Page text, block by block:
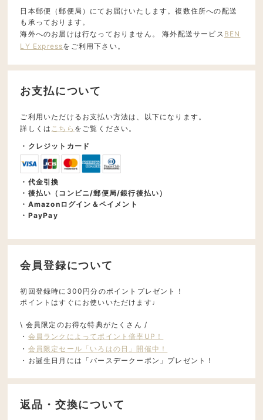
日本郵便（郵便局）にてお届けいたします。複数住所への配送
も承っております。
海外へのお届けは行なっておりません。 海外配送サービス BEN
LY Expressをご利用下さい。
お支払について
ご利用いただけるお支払い方法は、以下になります。
詳しくは こちら をご覧ください。
・クレジットカード
・代金引換
・後払い（コンビニ/郵便局/銀行後払い）
・Amazonログイン＆ペイメント
・PayPay
会員登録について
初回登録時に300円分のポイントプレゼント！
ポイントはすぐにお使いいただけます♩
\ 会員限定のお得な特典がたくさん /
・ 会員ランクによってポイント倍率UP！
・ 会員限定セール「いろはの日」開催中！
・お誕生日月には「バースデークーポン」プレゼント！
返品・交換について